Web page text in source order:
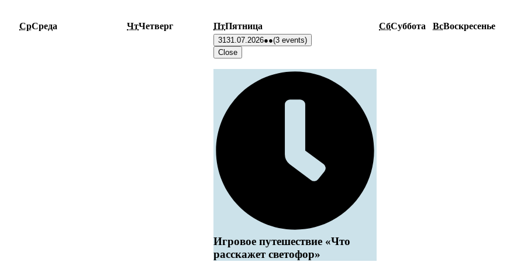
СрСреда ЧтЧетверг ПтПятница СбСуббота ВсВоскресенье
3131.07.2026●●(3 events)
Close
Игровое путешествие «Что
расскажет светофор»